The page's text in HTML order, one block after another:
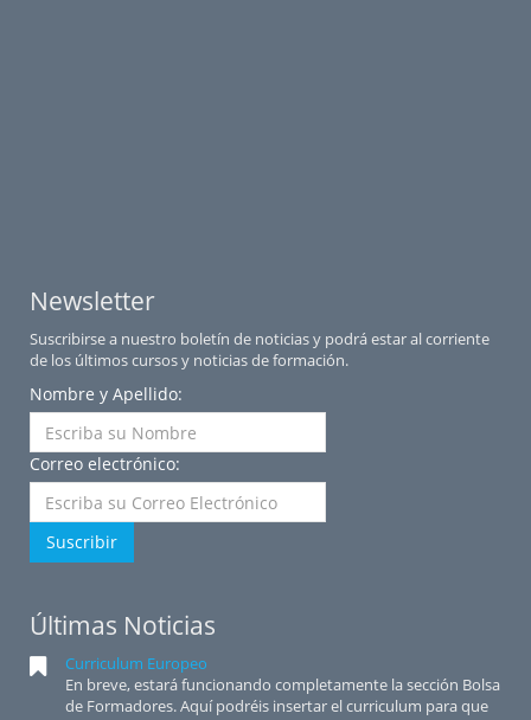
Newsletter
Suscribirse a nuestro boletín de noticias y podrá estar al corriente
de los últimos cursos y noticias de formación.
Nombre y Apellido:
Correo electrónico:
Suscribir
Últimas Noticias
Curriculum Europeo
En breve, estará funcionando completamente la sección Bolsa
de Formadores. Aquí podréis insertar el curriculum para que